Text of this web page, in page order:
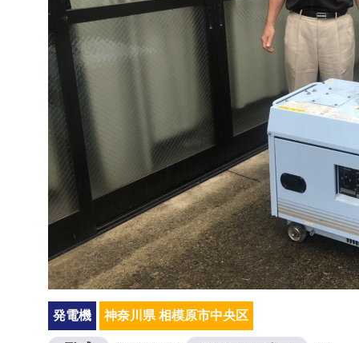
発電機 神奈川県 相模原市中央区